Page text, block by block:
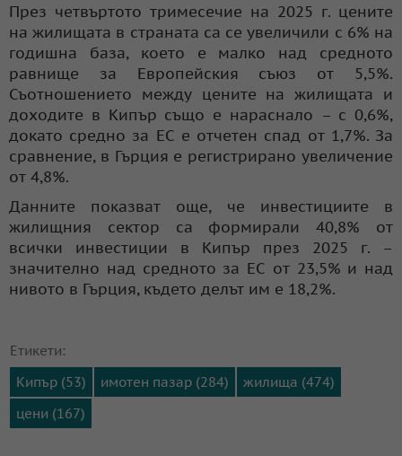
През четвъртото тримесечие на 2025 г. цените
на жилищата в страната са се увеличили с 6% на
годишна база, което е малко над средното
равнище за Европейския съюз от 5,5%.
Съотношението между цените на жилищата и
доходите в Кипър също е нараснало – с 0,6%,
докато средно за ЕС е отчетен спад от 1,7%. За
сравнение, в Гърция е регистрирано увеличение
от 4,8%.
Данните показват още, че инвестициите в
жилищния сектор са формирали 40,8% от
всички инвестиции в Кипър през 2025 г. –
значително над средното за ЕС от 23,5% и над
нивото в Гърция, където делът им е 18,2%.
Етикети:
Кипър (53)
имотен пазар (284)
жилища (474)
цени (167)